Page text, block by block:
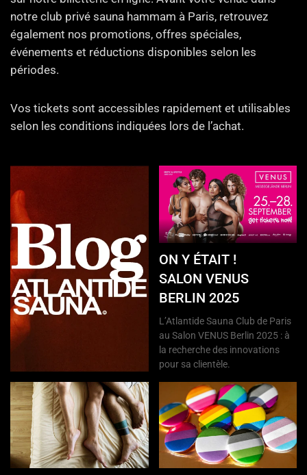
notre club privé sauna hammam à Paris, retrouvez
également nos promotions, offres spéciales,
événements et réductions disponibles selon les
périodes.
Vos tickets sont accessibles rapidement et utilisables
selon les conditions indiquées lors de l’achat.
ON Y ÉTAIT !
SALON VENUS
BERLIN 2025
L’Atlantide Sauna Club de Paris
au Salon VENUS Berlin 2025 : à
la recherche des innovations
pour sa clientèle.